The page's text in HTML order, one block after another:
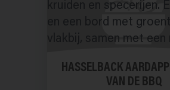
HASSELBACK
VAN DE BBQ